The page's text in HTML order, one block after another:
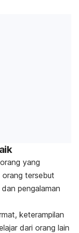
yang
tersebut
pengalaman
keterampilan
dari orang lain